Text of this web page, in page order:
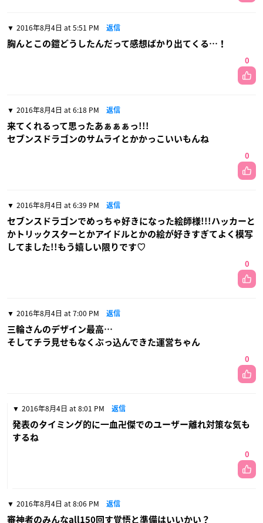
2016年8月4日 at 5:51 PM 返信
胸んとこの鎧どうしたんだって感想ばかり出てくる…！
0
2016年8月4日 at 6:18 PM 返信
来てくれるって思ったあぁぁぁっ!!!
セブンスドラゴンのサムライとかかっこいいもんね
0
2016年8月4日 at 6:39 PM 返信
セブンスドラゴンでめっちゃ好きになった絵師様!!!ハッカーと
かトリックスターとかアイドルとかの絵が好きすぎてよく模写
してました!!もう嬉しい限りです♡
0
2016年8月4日 at 7:00 PM 返信
三輪さんのデザイン最高…
そしてチラ見せもなくぶっ込んできた運営ちゃん
0
2016年8月4日 at 8:01 PM 返信
発表のタイミング的に一血卍傑でのユーザー離れ対策な気も
するね
0
2016年8月4日 at 8:06 PM 返信
審神者のみんなall150回す覚悟と準備はいいかい？